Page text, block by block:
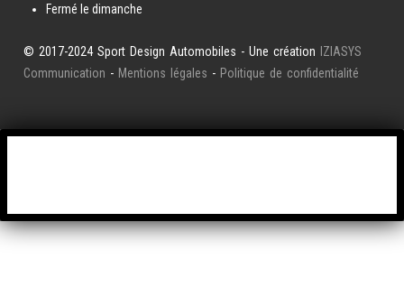
Fermé le dimanche
© 2017-2024 Sport Design Automobiles - Une création IZIASYS
Communication - Mentions légales - Politique de confidentialité